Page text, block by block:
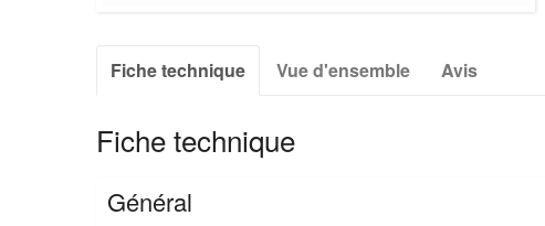
Fiche technique Vue d'ensemble Avis
Fiche technique
Général